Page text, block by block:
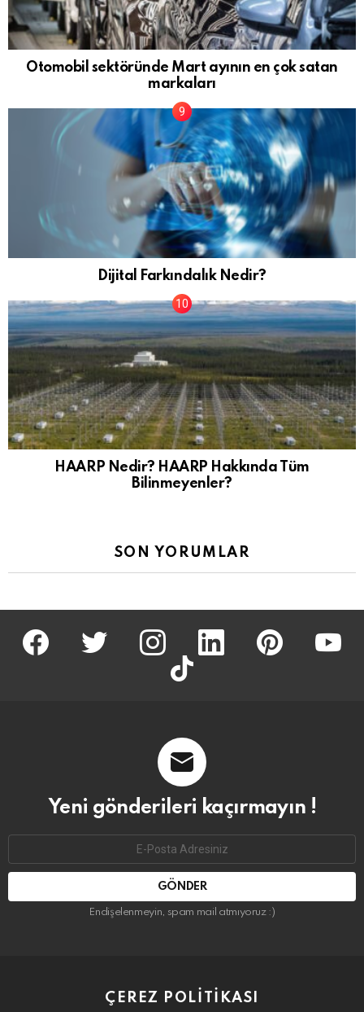
Otomobil sektöründe Mart ayının en çok satan
markaları
Dijital Farkındalık Nedir?
HAARP Nedir? HAARP Hakkında Tüm
Bilinmeyenler?
SON YORUMLAR
facebook twitter İnstagram linkedin pinterest
tiktok
Yeni gönderileri kaçırmayın !
Endişelenmeyin, spam mail atmıyoruz :)
ÇEREZ POLITIKASI